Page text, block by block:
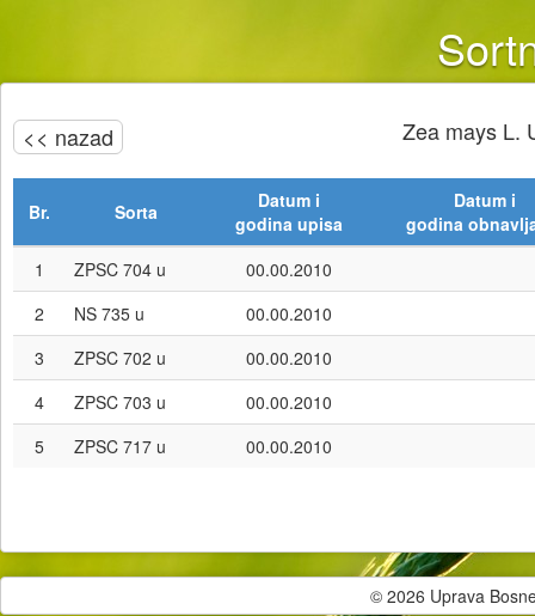
<< nazad Zea mays L.
Br. Sorta
Datum i
godina upisa
Datum i
godina
1
ZPSC 704 u
00.00.2010
2
NS 735 u
00.00.2010
3
ZPSC 702 u
00.00.2010
4
ZPSC 703 u
00.00.2010
5
ZPSC 717 u 00.00.2010
© 2026 Uprava